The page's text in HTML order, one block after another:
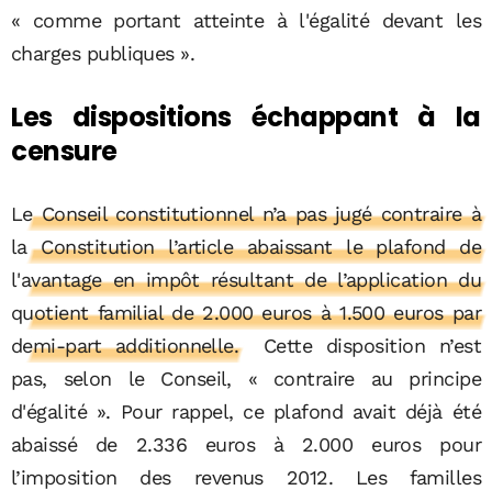
« comme portant atteinte à l'égalité devant les
charges publiques ».
Les dispositions échappant à la
censure
Le Conseil constitutionnel n’a pas jugé contraire à
la Constitution l’article abaissant le plafond de
l'avantage en impôt résultant de l’application du
quotient familial de 2.000 euros à 1.500 euros par
demi-part additionnelle.
Cette disposition n’est
pas, selon le Conseil, « contraire au principe
d'égalité ». Pour rappel, ce plafond avait déjà été
abaissé de 2.336 euros à 2.000 euros pour
l’imposition des revenus 2012. Les familles